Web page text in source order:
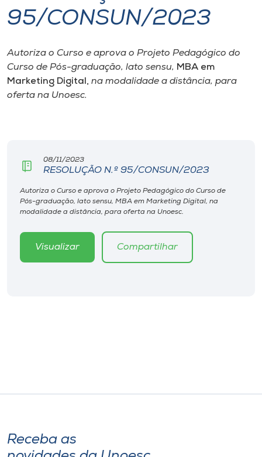
I.nova
Diplomados
Cultura
Biblioteca
Editora
Rádio
A+
95/CONSUN/2023
Autoriza o Curso e aprova o Projeto Pedagógico do
Curso de Pós-graduação, lato sensu, MBA em
Marketing Digital, na modalidade a distância, para
oferta na Unoesc.
08/11/2023
RESOLUÇÃO N.º 95/CONSUN/2023
Autoriza o Curso e aprova o Projeto Pedagógico do Curso de
Pós-graduação, lato sensu, MBA em Marketing Digital, na
modalidade a distância, para oferta na Unoesc.
Visualizar Compartilhar
Receba as